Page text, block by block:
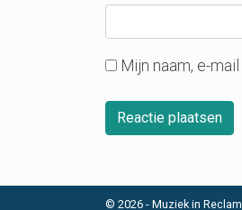
Mijn naam, e-
© 2026 - Muziek in